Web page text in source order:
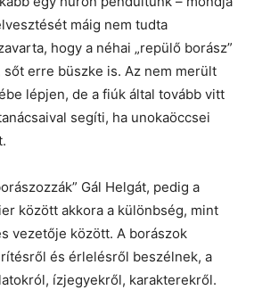
máig nem tudta
hogy a néhai „repülő borász”
erre büszke is. Az nem merült
lépjen, de a fiúk által tovább vitt
segíti, ha unokaöccsei
Gál Helgát, pedig a
között akkora a különbség, mint
vezetője között. A borászok
és érlelésről beszélnek, a
ízjegyekről, karakterekről.